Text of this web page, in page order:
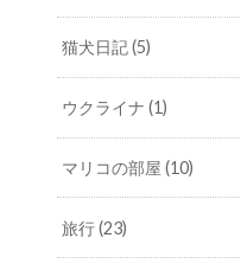
猫犬日記(5)
ウクライナ(1)
マリコの部屋(10)
旅行(23)